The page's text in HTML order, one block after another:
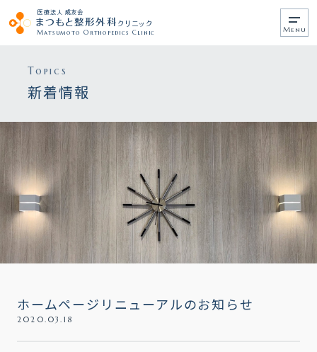
Topics
新着情報
医療法人 成友会
まつもと整形外科 クリニック
Matsumoto Orthopedics Clinic ニ
ホームページリニューアルのお知らせ
2020.03.18